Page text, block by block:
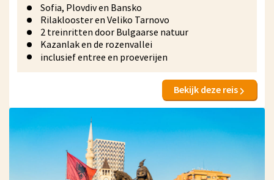
Sofia, Plovdiv en Bansko
Rilaklooster en Veliko Tarnovo
2 treinritten door Bulgaarse natuur
Kazanlak en de rozenvallei
inclusief entree en proeverijen
Bekijk deze reis